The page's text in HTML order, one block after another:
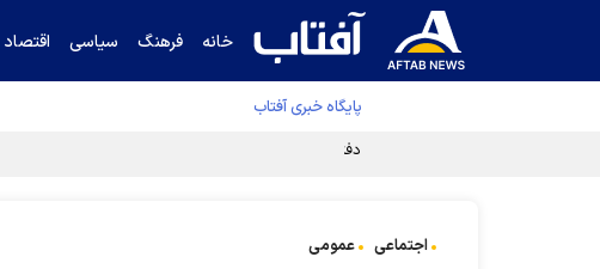
خانه فرهنگ سیاسی اقتصاد
پایگاه خبری آفتاب
دفتر رهبر انقلاب ادعای خرازی درباره پزشکیان را تکذیب کرد
اجتماعی عمومی